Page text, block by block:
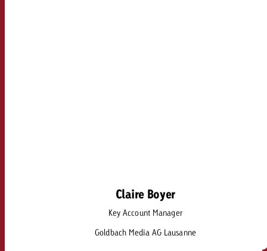
Claire Boyer
Key Account Manager
Goldbach Media AG Lausanne
Claire Boyer
claire.boyer@goldbach.com